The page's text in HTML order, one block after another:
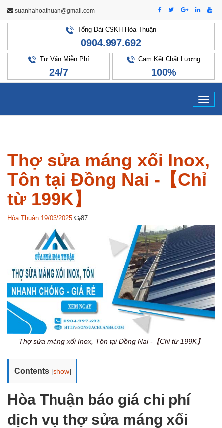
suanhahoathuan@gmail.com
Tổng Đài CSKH Hòa Thuận
0904.997.692
Tư Vấn Miễn Phí
24/7
Cam Kết Chất Lượng
100%
Thợ sửa máng xối Inox,
Tôn tại Đồng Nai -【Chỉ
từ 199K】
Hòa Thuận 19/03/2025 87
Thợ sửa máng xối Inox, Tôn tại Đồng Nai -【Chỉ từ 199K】
Contents [show]
Hòa Thuận báo giá chi phí
dịch vụ thợ sửa máng xối